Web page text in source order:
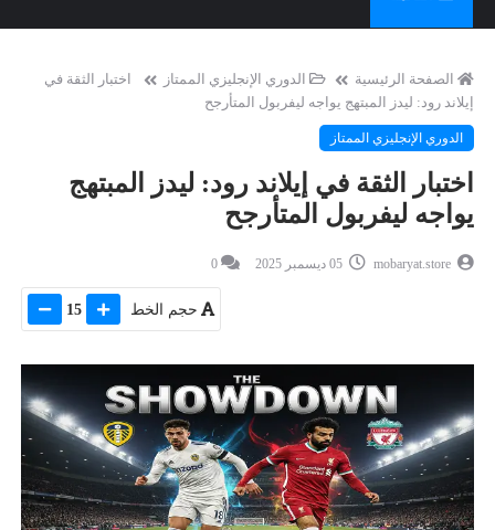
الصفحة الرئيسية الدوري الإنجليزي الممتاز
اختبار الثقة في
إيلاند رود: ليدز المبتهج يواجه ليفربول المتأرجح
الدوري الإنجليزي الممتاز
اختبار الثقة في إيلاند رود: ليدز المبتهج
يواجه ليفربول المتأرجح
mobaryat.store
0
حجم الخط 15